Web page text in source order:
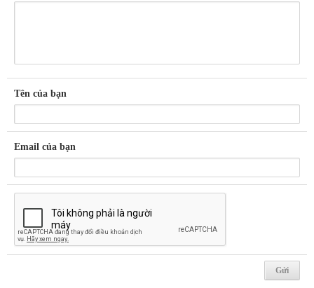
Tên của bạn
Email của bạn